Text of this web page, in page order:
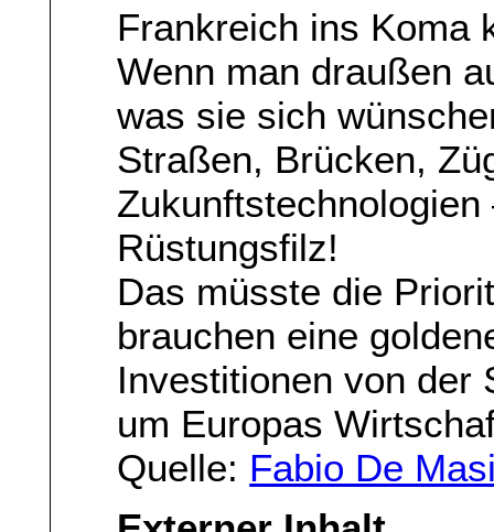
Frankreich ins Koma
Wenn man draußen
was sie sich
Straßen, Brücken,
Rüstungsfilz!
Das müsste die
brauchen eine
Investitionen von der
um Europas
Quelle: Fabio De